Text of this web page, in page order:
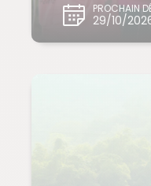
PROCHAIN
29/10/